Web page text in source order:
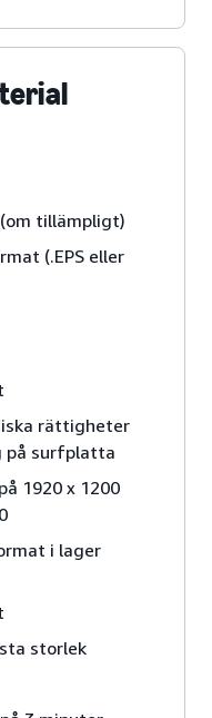
tillämpligt)
(.EPS eller
rättigheter
på surfplatta
1920 x 1200
i lager
storlek